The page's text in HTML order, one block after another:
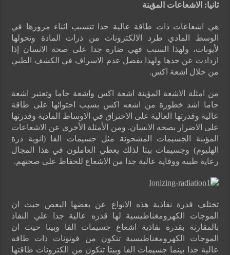
ثانيا: الاشعاعات المؤينة
هي اشعاعات ذات طاقة عالية جدا تتسبب اثناء مرورها في
الوسط المادي طرد الالكترونات من ذرات المادة وتحولها
لأيونات، ولهذا السبب فهي ضاره جدا على صحة الانسان إذا
ازدادت عن حدها ولهذا يفضل عدم الاسراف في الكشف الطبي
من خلال اشعة اكس.
من امثلة الاشعة المؤينة اشعة اكس واشعة جاما وتعتبر اشعة
جاما اشد خطورة من اشعه اكس بسبب احتوائها على طاقة
عالية وقدرتها العالية على الاختراق في الاوساط المادية وقدرتها
على الاضرار بصحه الانسان. ومن الأمثلة الأخرى عن الاشعاعات
المؤينة الجسيمات المشحونة مثل جسيمات الفا (انوية ذرة
الهليوم) وجسيمات بيتا لذلك يعطي العاملون في هذا المجال
رعاية طبيه ووقاية عالية جدا من الاشعاع للحفاظ على صحتهم.
تختلف قدرة نفاذية هذه الانواع عن بعضها البعض حيث ان
الموجات الكهرومغناطيسية لها قدره عالية جدا علي النفاذ
بالمقارنة بقدرة نفاذية اشعاع جسيمات الفا وبيتا حيث ان
الموجات الكهرومغناطيسية تتكون من فوتونات ذات طاقه
عالية جدا بينما جسيمات الفا وبيتا تتكون من الكترونات طاقتها